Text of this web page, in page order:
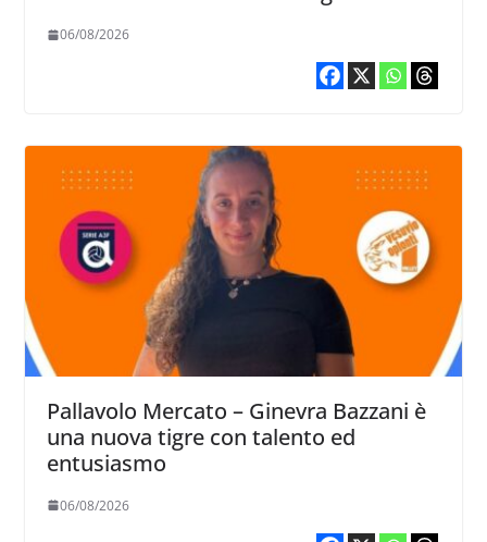
06/08/2026
Pallavolo Mercato – Ginevra Bazzani è
una nuova tigre con talento ed
entusiasmo
06/08/2026